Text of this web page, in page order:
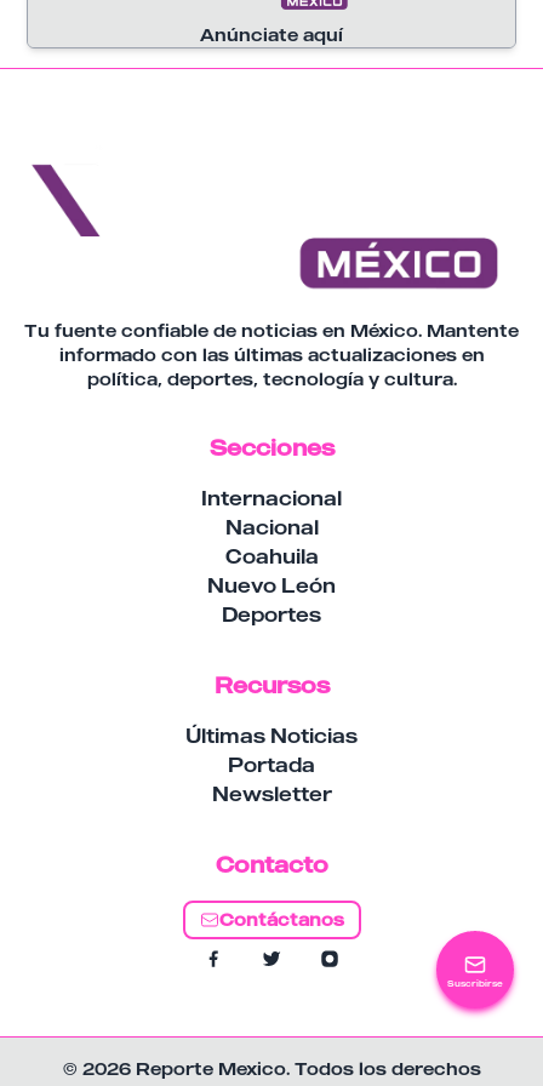
Suscribirse
Anúnciate aquí
Tu fuente confiable de noticias en México. Mantente
informado con las últimas actualizaciones en
política, deportes, tecnología y cultura.
Secciones
Internacional
Nacional
Coahuila
Nuevo León
Deportes
Recursos
Últimas Noticias
Portada
Newsletter
Contacto
Contáctanos
© 2026 Reporte Mexico. Todos los derechos